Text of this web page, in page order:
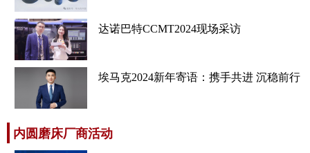
达诺巴特CCMT2024现场采访
埃马克2024新年寄语：携手共进 沉稳前行
内圆磨床厂商活动